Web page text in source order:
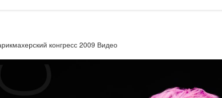
конгресс 2009 Видео